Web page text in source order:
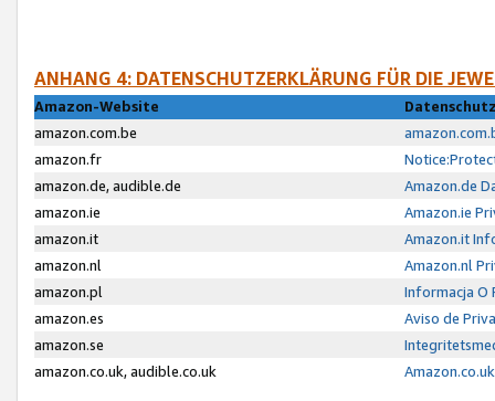
ANHANG 4: DATENSCHUTZERKLÄRUNG FÜR DIE
Amazon-Website
amazon.com.be
amazon.fr
amazon.de, audible.de
Amazon.de
amazon.ie
Amazon.ie
amazon.it
Amazon.it
amazon.nl
Amazon.nl
amazon.pl
Informacja O
amazon.es
Aviso de
amazon.se
amazon.co.uk, audible.co.uk